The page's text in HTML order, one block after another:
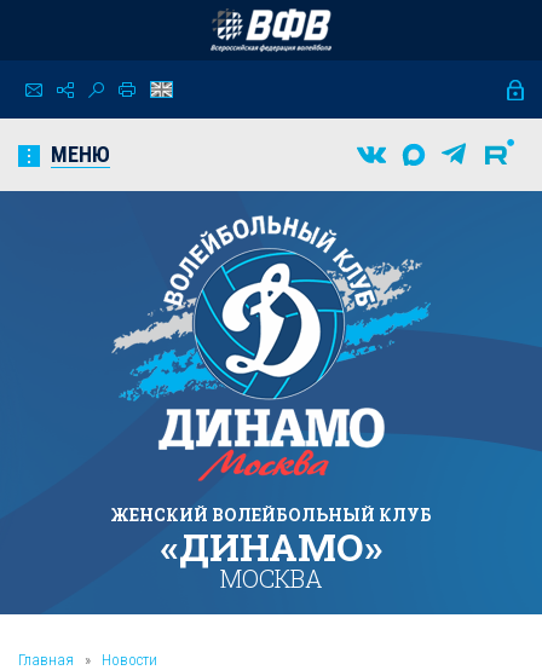
МЕНЮ
ЖЕНСКИЙ ВОЛЕЙБОЛЬНЫЙ КЛУБ
«ДИНАМО»
МОСКВА
Главная » Новости